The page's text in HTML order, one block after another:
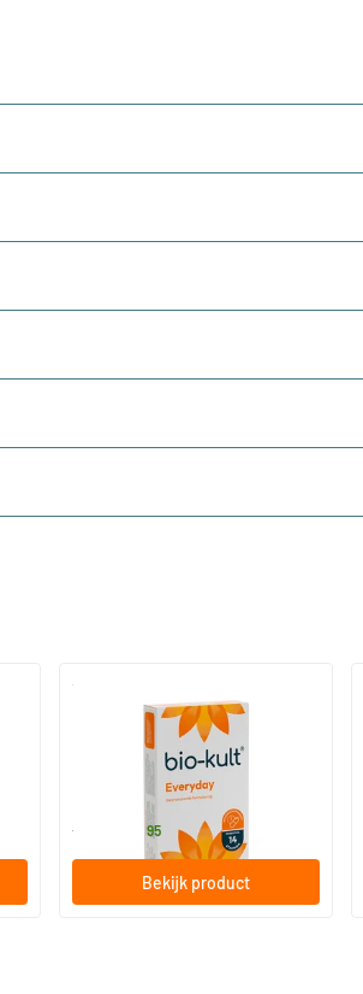
Bio-Kult Probiotica
30/​60/​120 capsules
vanaf .95
Bekijk product